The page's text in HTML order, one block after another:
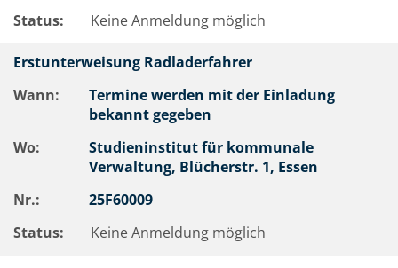
Status:
Keine Anmeldung möglich
Erstunterweisung Radladerfahrer
Wann:
Termine werden mit der Einladung
bekannt gegeben
Wo:
Studieninstitut für kommunale
Verwaltung, Blücherstr. 1, Essen
Nr.:
25F60009
Status:
Keine Anmeldung möglich